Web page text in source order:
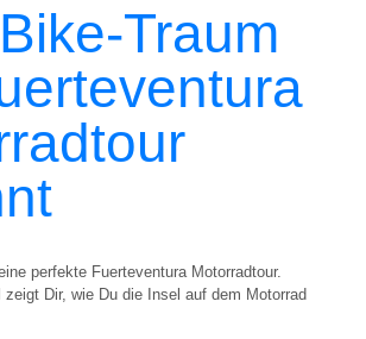
Traum
perfekte Fuerteventura Motorradtour.
zeigt Dir, wie Du die Insel auf dem Motorrad